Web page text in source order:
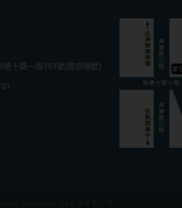
德十路一段383號(國泰隔壁)